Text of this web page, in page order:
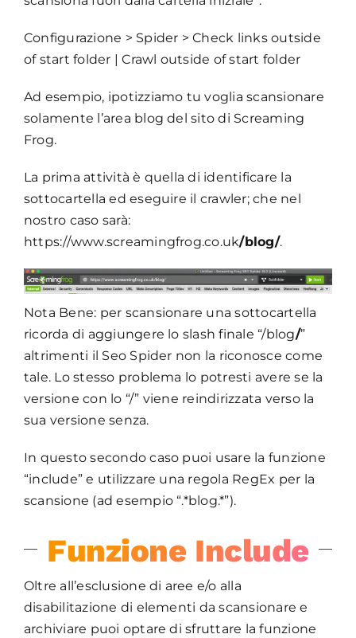
Configurazione > Spider > Check links outside
of start folder | Crawl outside of start folder
Ad esempio, ipotizziamo tu voglia scansionare
solamente l’area blog del sito di Screaming
Frog.
La prima attività è quella di identificare la
sottocartella ed eseguire il crawler; che nel
nostro caso sarà:
https://www.screamingfrog.co.uk/blog/.
Nota Bene: per scansionare una sottocartella
ricorda di aggiungere lo slash finale “/blog/”
altrimenti il Seo Spider non la riconosce come
tale. Lo stesso problema lo potresti avere se la
versione con lo “/” viene reindirizzata verso la
sua versione senza.
In questo secondo caso puoi usare la funzione
“include” e utilizzare una regola RegEx per la
scansione (ad esempio “.*blog.*”).
Funzione Include
Oltre all’esclusione di aree e/o alla
disabilitazione di elementi da scansionare e
archiviare puoi optare di sfruttare la funzione